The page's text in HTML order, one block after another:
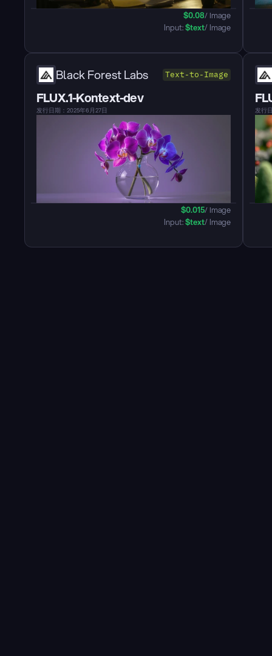
$0.08/ Image
Input: $text/ Image
Black Forest Labs Text-to-Image
FLUX.1-Kontext-dev
发行日期：2025年6月27日
$0.015/ Image
Input: $text/ Image
发行